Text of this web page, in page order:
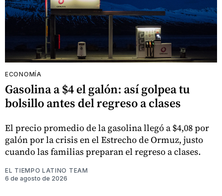
ECONOMÍA
Gasolina a $4 el galón: así golpea tu
bolsillo antes del regreso a clases
El precio promedio de la gasolina llegó a $4,08 por
galón por la crisis en el Estrecho de Ormuz, justo
cuando las familias preparan el regreso a clases.
EL TIEMPO LATINO TEAM
6 de agosto de 2026